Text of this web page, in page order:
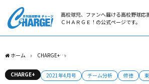
高校球児、ファンへ届ける高校野球応
ＣＨＡＲＧＥ！の公式ページです。
ホーム CHARGE+
CHARGE+ 2021年4月号 チーム分析 修徳